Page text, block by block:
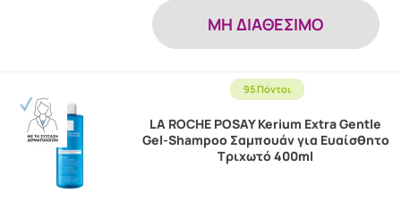
MH ΔΙΑΘΕΣΙΜΟ
95 Πόντοι
LA ROCHE POSAY Kerium Extra Gentle
Gel-Shampoo Σαμπουάν για Ευαίσθητο
Τριχωτό 400ml